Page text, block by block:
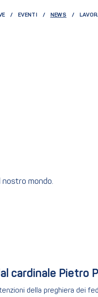
EVENTI NEWS(CURRENT)
mondo.
cardinale Pietro
della preghiera dei